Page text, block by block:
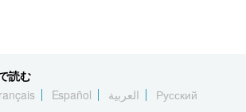
読む
Español العربية Русский